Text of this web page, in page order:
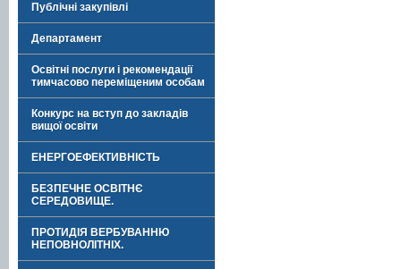
Публічні закупівлі
Департамент
Освітні послуги і рекомендації
тимчасово переміщеним особам
Конкурс на вступ до закладів
вищої освіти
ЕНЕРГОЕФЕКТИВНІСТЬ
БЕЗПЕЧНЕ ОСВІТНЄ
СЕРЕДОВИЩЕ.
ПРОТИДІЯ ВЕРБУВАННЮ
НЕПОВНОЛІТНІХ.